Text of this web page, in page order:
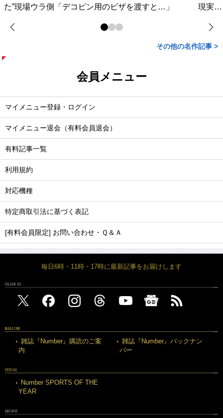
た”現場ウラ側「デコピン用のビザを渡すと…」
現実…
その他の名作記事 >
会員メニュー
マイメニュー登録・ログイン
マイメニュー退会（有料会員退会）
有料記事一覧
利用規約
対応機種
特定商取引法に基づく表記
[有料会員限定] お問い合わせ・Ｑ＆Ａ
毎日6時・11時・17時に最新記事をお届けします
FOLLOW US
MAGAZINE
雑誌『Number』購読のご案
内
雑誌『Number』バックナン
バー
SPECIAL
Number SPORTS OF THE
YEAR
ARCHIVE